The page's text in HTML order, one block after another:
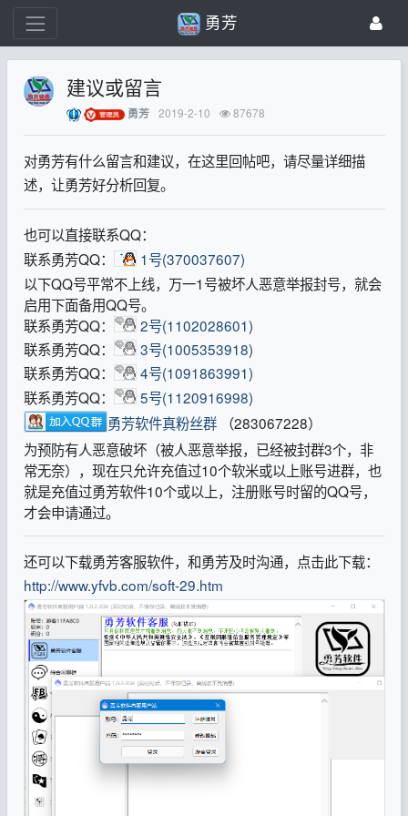
勇芳
建议或留言
勇芳 2019-2-10 87678
对勇芳有什么留言和建议，在这里回帖吧，请尽量详细描
述，让勇芳好分析回复。
也可以直接联系QQ：
联系勇芳QQ：
1号(370037607)
以下QQ号平常不上线，万一1号被坏人恶意举报封号，就会
启用下面备用QQ号。
联系勇芳QQ：
2号(1102028601)
联系勇芳QQ：
3号(1005353918)
联系勇芳QQ：
4号(1091863991)
联系勇芳QQ：
5号(1120916998)
勇芳软件真粉丝群（283067228）
为预防有人恶意破坏（被人恶意举报，已经被封群3个，非
常无奈），现在只允许充值过10个软米或以上账号进群，也
就是充值过勇芳软件10个或以上，注册账号时留的QQ号，
才会申请通过。
还可以下载勇芳客服软件，和勇芳及时沟通，点击此下载：
http://www.yfvb.com/soft-29.htm